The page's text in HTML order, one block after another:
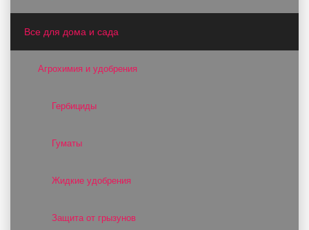
Все для дома и сада
Агрохимия и удобрения
Гербициды
Гуматы
Жидкие удобрения
Защита от грызунов